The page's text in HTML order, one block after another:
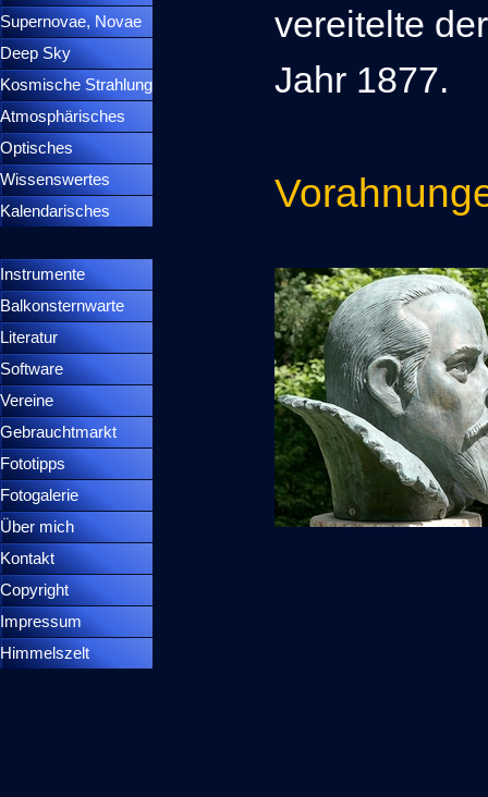
Supernovae, Novae
Deep Sky
Kosmische Strahlung
Atmosphärisches
Optisches
Wissenswertes
Kalendarisches
Instrumente
Balkonsternwarte
Literatur
Software
Vereine
Gebrauchtmarkt
Fototipps
Fotogalerie
Über mich
Kontakt
Copyright
Impressum
Himmelszelt
vereitelte
Jahr 1877.